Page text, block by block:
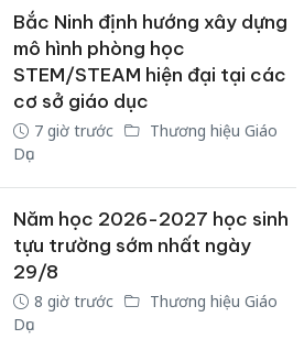
Bắc Ninh định hướng xây dựng
mô hình phòng học
STEM/STEAM hiện đại tại các
cơ sở giáo dục
7 giờ trước
Thương hiệu Giáo
Dục
Năm học 2026-2027 học sinh
tựu trường sớm nhất ngày
29/8
8 giờ trước
Thương hiệu Giáo
Dục